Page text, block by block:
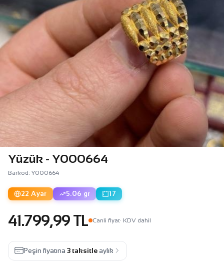
Yüzük - Y000664
Barkod: Y000664
22 Ayar 5.06 gr 17
41.799,99 TL Canli fiyat· KDV dahil
Peşin fiyatına 3 taksitle aylık